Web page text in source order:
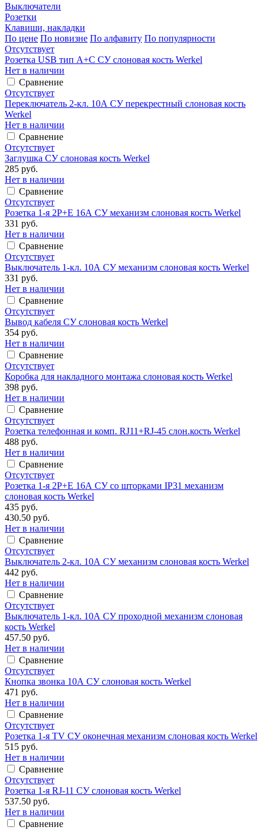
Выключатели
Розетки
Клавиши, накладки
По цене По новизне По алфавиту По популярности
Отсутствует
Розетка USB тип A+С СУ слоновая кость Werkel
Нет в наличии
Сравнение
Отсутствует
Переключатель 2-кл. 10А СУ перекрестный слоновая кость
Werkel
Нет в наличии
Сравнение
Отсутствует
Заглушка СУ слоновая кость Werkel
285 руб.
Нет в наличии
Сравнение
Отсутствует
Розетка 1-я 2P+E 16А СУ механизм слоновая кость Werkel
331 руб.
Нет в наличии
Сравнение
Отсутствует
Выключатель 1-кл. 10А СУ механизм слоновая кость Werkel
331 руб.
Нет в наличии
Сравнение
Отсутствует
Вывод кабеля СУ слоновая кость Werkel
354 руб.
Нет в наличии
Сравнение
Отсутствует
Коробка для накладного монтажа слоновая кость Werkel
398 руб.
Нет в наличии
Сравнение
Отсутствует
Розетка телефонная и комп. RJ11+RJ-45 слон.кость Werkel
488 руб.
Нет в наличии
Сравнение
Отсутствует
Розетка 1-я 2P+E 16А СУ со шторками IP31 механизм
слоновая кость Werkel
435 руб.
430.50 руб.
Нет в наличии
Сравнение
Отсутствует
Выключатель 2-кл. 10А СУ механизм слоновая кость Werkel
442 руб.
Нет в наличии
Сравнение
Отсутствует
Выключатель 1-кл. 10А СУ проходной механизм слоновая
кость Werkel
457.50 руб.
Нет в наличии
Сравнение
Отсутствует
Кнопка звонка 10А СУ слоновая кость Werkel
471 руб.
Нет в наличии
Сравнение
Отсутствует
Розетка 1-я TV СУ оконечная механизм слоновая кость Werkel
515 руб.
Нет в наличии
Сравнение
Отсутствует
Розетка 1-я RJ-11 СУ слоновая кость Werkel
537.50 руб.
Нет в наличии
Сравнение